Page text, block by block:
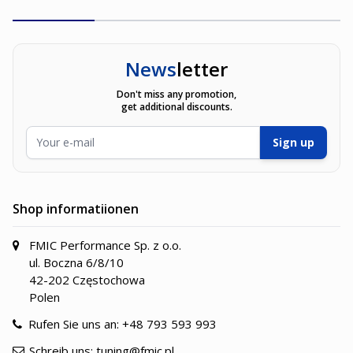
Newsletter
Don't miss any promotion,
get additional discounts.
Sign up
Shop informatiionen
FMIC Performance Sp. z o.o.
ul. Boczna 6/8/10
42-202 Częstochowa
Polen
Rufen Sie uns an: +48 793 593 993